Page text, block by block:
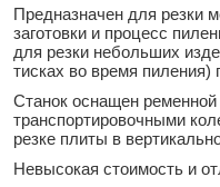
Предназначен для резки
заготовки и процесс
для резки небольших
тисках во время пиления)
Станок оснащен ременной
транспортировочными
резке плиты в
Невысокая стоимость и